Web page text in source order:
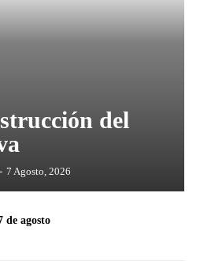
del
- 7 Agosto, 2026
de agosto